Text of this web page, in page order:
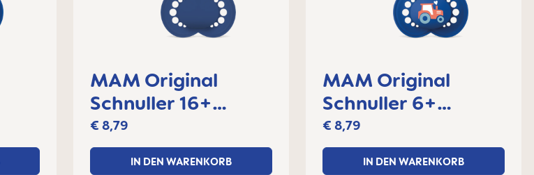
MAM Original
Schnuller 16+
Monate, 2er Set
€ 8,79
IN DEN WARENKORB
MAM Original
Schnuller 6+
Monate, 2er Set
€ 8,79
IN DEN WARENKORB